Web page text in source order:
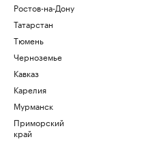
Ростов-на-Дону
Татарстан
Тюмень
Черноземье
Кавказ
Карелия
Мурманск
Приморский
край